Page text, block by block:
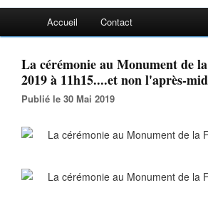
Accueil Contact
La cérémonie au Monument de
2019 à 11h15....et non l'après-
Publié le 30 Mai 2019